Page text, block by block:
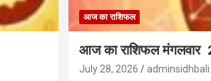
आज का राशिफल
आज का राशिफल मंगलवार
July 28, 2026 adminsidhbali